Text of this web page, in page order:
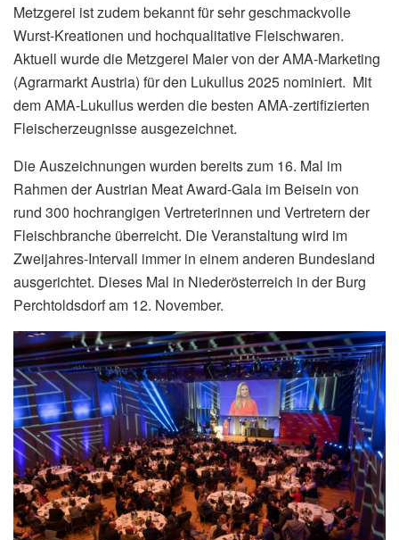
Metzgerei ist zudem bekannt für sehr geschmackvolle
Wurst-Kreationen und hochqualitative Fleischwaren.
Aktuell wurde die Metzgerei Maier von der AMA-Marketing
(Agrarmarkt Austria) für den Lukullus 2025 nominiert. Mit
dem AMA-Lukullus werden die besten AMA-zertifizierten
Fleischerzeugnisse ausgezeichnet.
Die Auszeichnungen wurden bereits zum 16. Mal im
Rahmen der Austrian Meat Award-Gala im Beisein von
rund 300 hochrangigen Vertreterinnen und Vertretern der
Fleischbranche überreicht. Die Veranstaltung wird im
Zweijahres-Intervall immer in einem anderen Bundesland
ausgerichtet. Dieses Mal in Niederösterreich in der Burg
Perchtoldsdorf am 12. November.